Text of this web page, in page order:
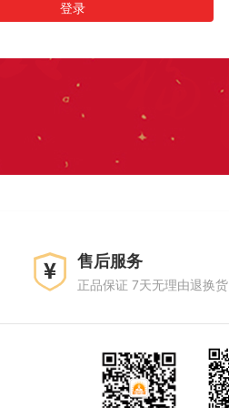
售后服务
正品保证 7天无理由退换货